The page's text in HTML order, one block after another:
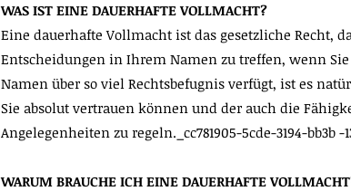
WAS IST EINE DAUERHAFTE VOLLMACHT?
Eine dauerhafte Vollmacht ist das gesetzliche Recht,
Entscheidungen in Ihrem Namen zu treffen, wenn
Namen über so viel Rechtsbefugnis verfügt, ist es
Sie absolut vertrauen können und der auch die
Angelegenheiten zu regeln._cc781905-5cde-3194-bb3b -
WARUM BRAUCHE ICH EINE DAUERHAFTE